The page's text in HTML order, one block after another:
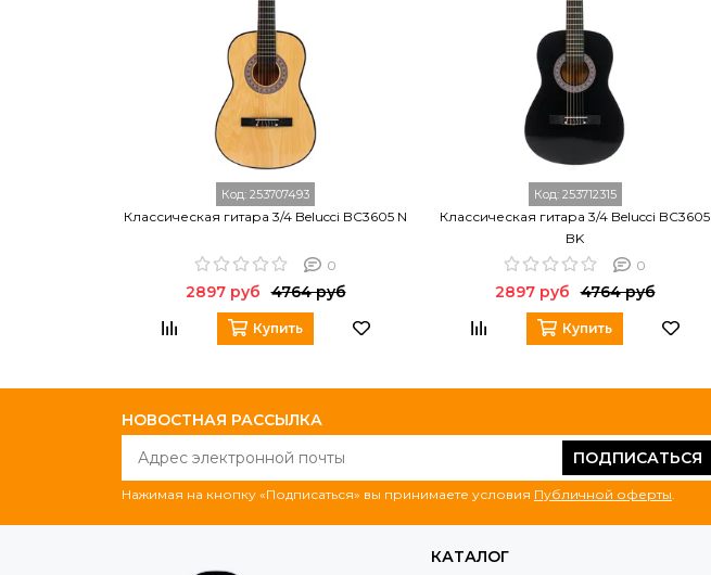
Код: 253707493
Классическая гитара 3/4 Belucci BC3605 N
0
2897 руб 4764 руб
Купить
Код: 253712315
Классическая гитара 3/4 Belucci BC3605
BK
0
2897 руб 4764 руб
Купить
НОВОСТНАЯ РАССЫЛКА
ПОДПИСАТЬСЯ
Нажимая на кнопку «Подписаться» вы принимаете условия Публичной оферты
КАТАЛОГ